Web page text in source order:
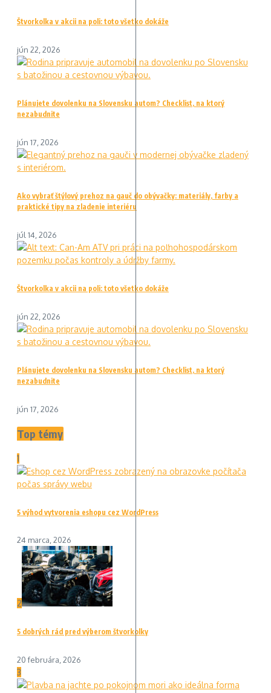
Štvorkolka v akcii na poli: toto všetko dokáže
jún 22, 2026
Plánujete dovolenku na Slovensku autom? Checklist, na ktorý
nezabudnite
jún 17, 2026
Ako vybrať štýlový prehoz na gauč do obývačky: materiály, farby a
praktické tipy na zladenie interiéru
júl 14, 2026
Štvorkolka v akcii na poli: toto všetko dokáže
jún 22, 2026
Plánujete dovolenku na Slovensku autom? Checklist, na ktorý
nezabudnite
jún 17, 2026
Top témy
1
5 výhod vytvorenia eshopu cez WordPress
24 marca, 2026
2
5 dobrých rád pred výberom štvorkolky
20 februára, 2026
3